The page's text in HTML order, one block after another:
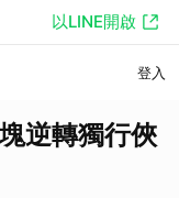
以LINE開啟
登入
逆轉獨行俠